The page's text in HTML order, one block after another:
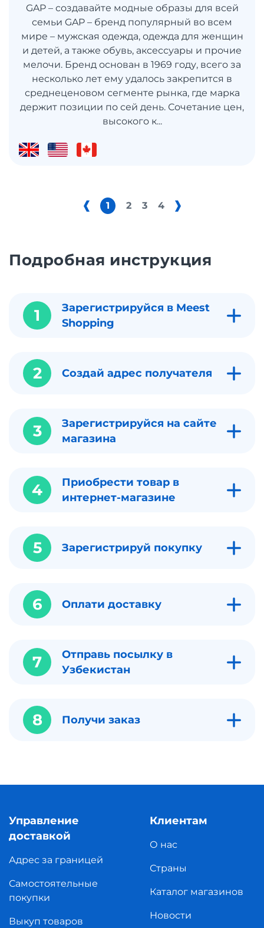
GAP – создавайте модные образы для всей
семьи GAP – бренд популярный во всем
мире – мужская одежда, одежда для женщин
и детей, а также обувь, аксессуары и прочие
мелочи. Бренд основан в 1969 году, всего за
несколько лет ему удалось закрепится в
среднеценовом сегменте рынка, где марка
держит позиции по сей день. Сочетание цен,
высокого к...
1 2 3 4
Подробная инструкция
1
Зарегистрируйся в Meest
Shopping
2 Создай адрес получателя
3
Зарегистрируйся на сайте
магазина
4
Приобрести товар в
интернет-магазине
5 Зарегистрируй покупку
6 Оплати доставку
7
Отправь посылку в
Узбекистан
8 Получи заказ
Управление
доставкой
Адрес за границей
Самостоятельные
покупки
Выкуп товаров
Клиентам
О нас
Страны
Каталог магазинов
Новости